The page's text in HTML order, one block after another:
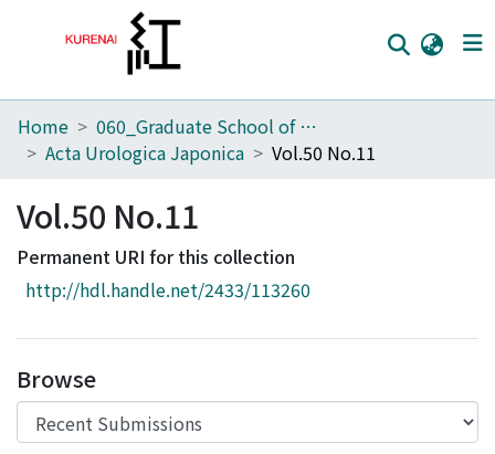
Home
Browse
Download Ranking
Access Statistics
Home
060_Graduate School of Medicine
Acta Urologica Japonica
Vol.50 No.11
Vol.50 No.11
Permanent URI for this collection
http://hdl.handle.net/2433/113260
Browse